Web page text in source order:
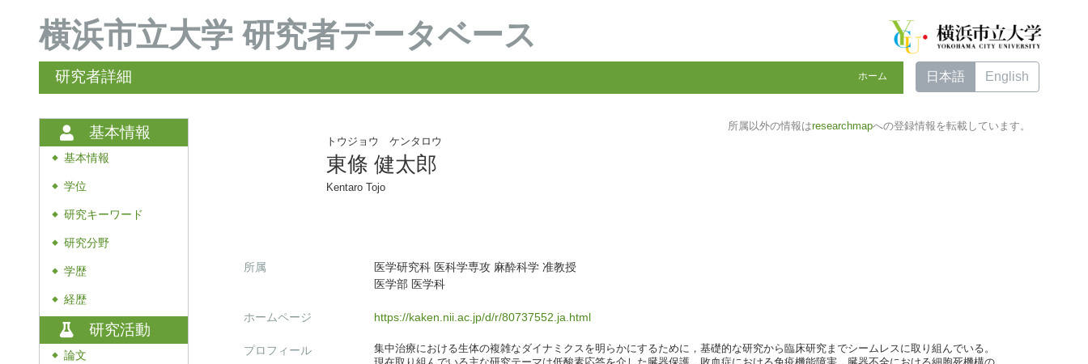
横浜市立大学 研究者データベース
研究者詳細 ホーム 日本語 English
基本情報
◆ 基本情報
◆ 学位
◆ 研究キーワード
◆ 研究分野
◆ 学歴
◆ 経歴
研究活動
◆ 論文
所属以外の情報はresearchmapへの登録情報を転載しています。
トウジョウ ケンタロウ
東條 健太郎
Kentaro Tojo
所属
医学研究科 医科学専攻 麻酔科学 准教授
医学部 医学科
ホームページ https://kaken.nii.ac.jp/d/r/80737552.ja.html
プロフィール
集中治療における生体の複雑なダイナミクスを明らかにするために，基礎的な研究から臨床研究までシームレスに取り組んでいる。